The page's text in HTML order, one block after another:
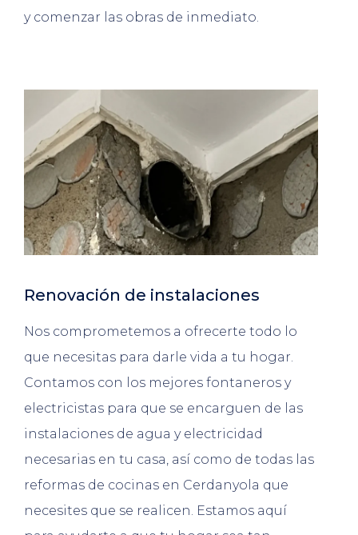
y comenzar las obras de inmediato.
Renovación de instalaciones
Nos comprometemos a ofrecerte todo lo
que necesitas para darle vida a tu hogar.
Contamos con los mejores fontaneros y
electricistas para que se encarguen de las
instalaciones de agua y electricidad
necesarias en tu casa, así como de todas las
reformas de cocinas en Cerdanyola que
necesites que se realicen. Estamos aquí